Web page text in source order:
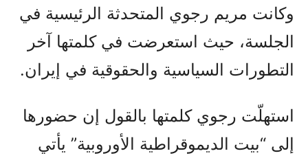
وكانت مريم رجوي المتحدثة الرئيسية في
الجلسة، حيث استعرضت في كلمتها آخر
التطورات السياسية والحقوقية في إيران.
استهلّت رجوي كلمتها بالقول إن حضورها
إلى “بيت الديموقراطية الأوروبية” يأتي